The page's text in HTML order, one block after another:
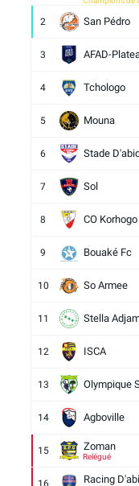
2 San Pédro
3 AFAD-
4 Tchologo
5 Mouna
6 Stade
7 Sol
8 CO Korhogo
9 Bouaké Fc
10 So Armee
11 Stella
12 ISCA
13
14 Agboville
15 Zoman
Relégué
16 Racing